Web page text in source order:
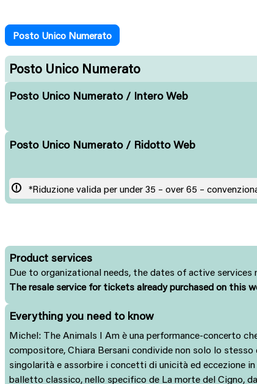
Posto Unico Numerato
Posto Unico Numerato
Posto Unico Numerato / Intero Web
Posto Unico Numerato / Ridotto Web
*Riduzione valida per under 35 – over 65 –
Product services
Due to organizational needs, the dates of active services
The resale service for tickets already purchased on this
Everything you need to know
Michel: The Animals I Am è una performance-concerto
compositore, Chiara Bersani condivide non solo lo
singolarità e assorbire i concetti di unicità ed eccezione
balletto classico, nello specifico de La morte del Cigno,